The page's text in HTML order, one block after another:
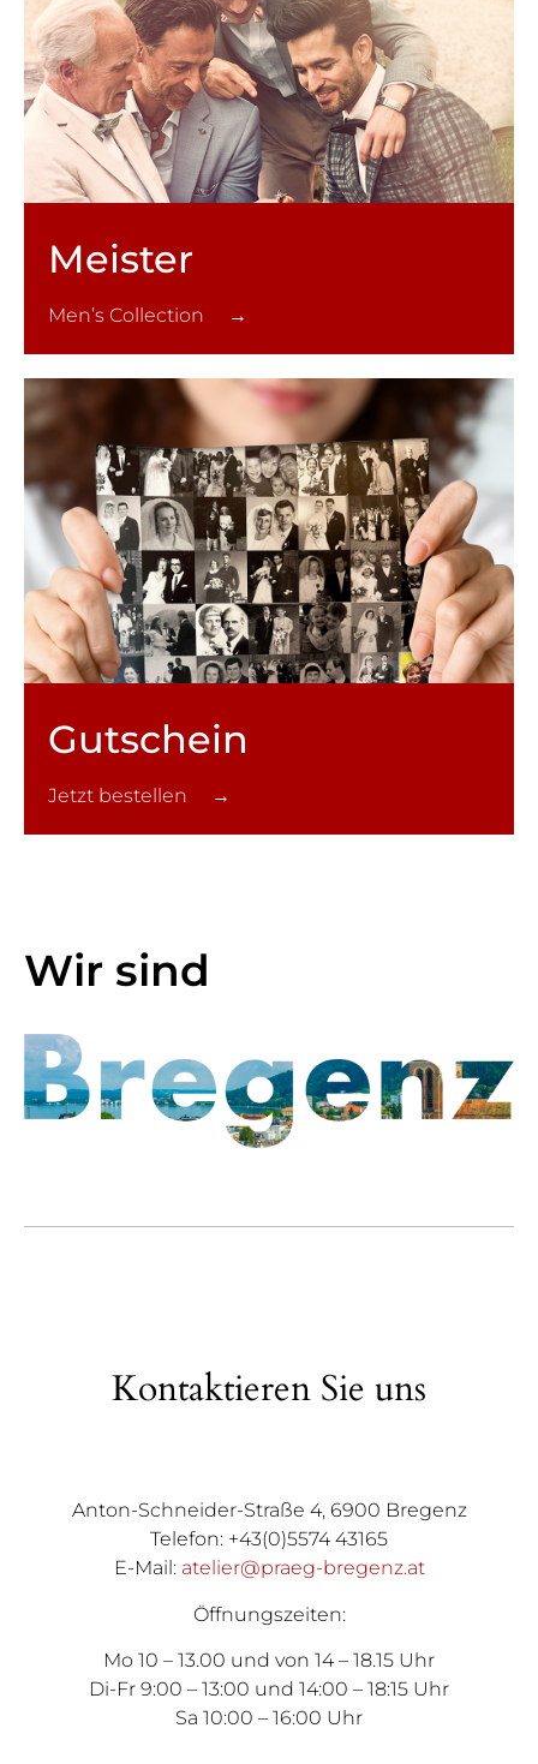
Meister
Men’s Collection →
Gutschein
Jetzt bestellen →
Wir sind
Kontaktieren Sie uns
Anton-Schneider-Straße 4, 6900 Bregenz
Telefon: +43(0)5574 43165
E-Mail: atelier@praeg-bregenz.at
Öffnungszeiten:
Mo 10 – 13.00 und von 14 – 18.15 Uhr
Di-Fr 9:00 – 13:00 und 14:00 – 18:15 Uhr
Sa 10:00 – 16:00 Uhr